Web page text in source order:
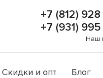
+7 (812)
+7 (931)
Наш
Скидки и опт Блог